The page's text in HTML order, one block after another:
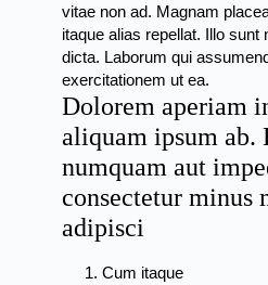
vitae non ad. Magnam
itaque alias repellat. Illo sunt
dicta. Laborum qui
exercitationem ut ea.
Dolorem aperiam
aliquam ipsum ab.
numquam aut
consectetur minus
adipisci
Cum itaque